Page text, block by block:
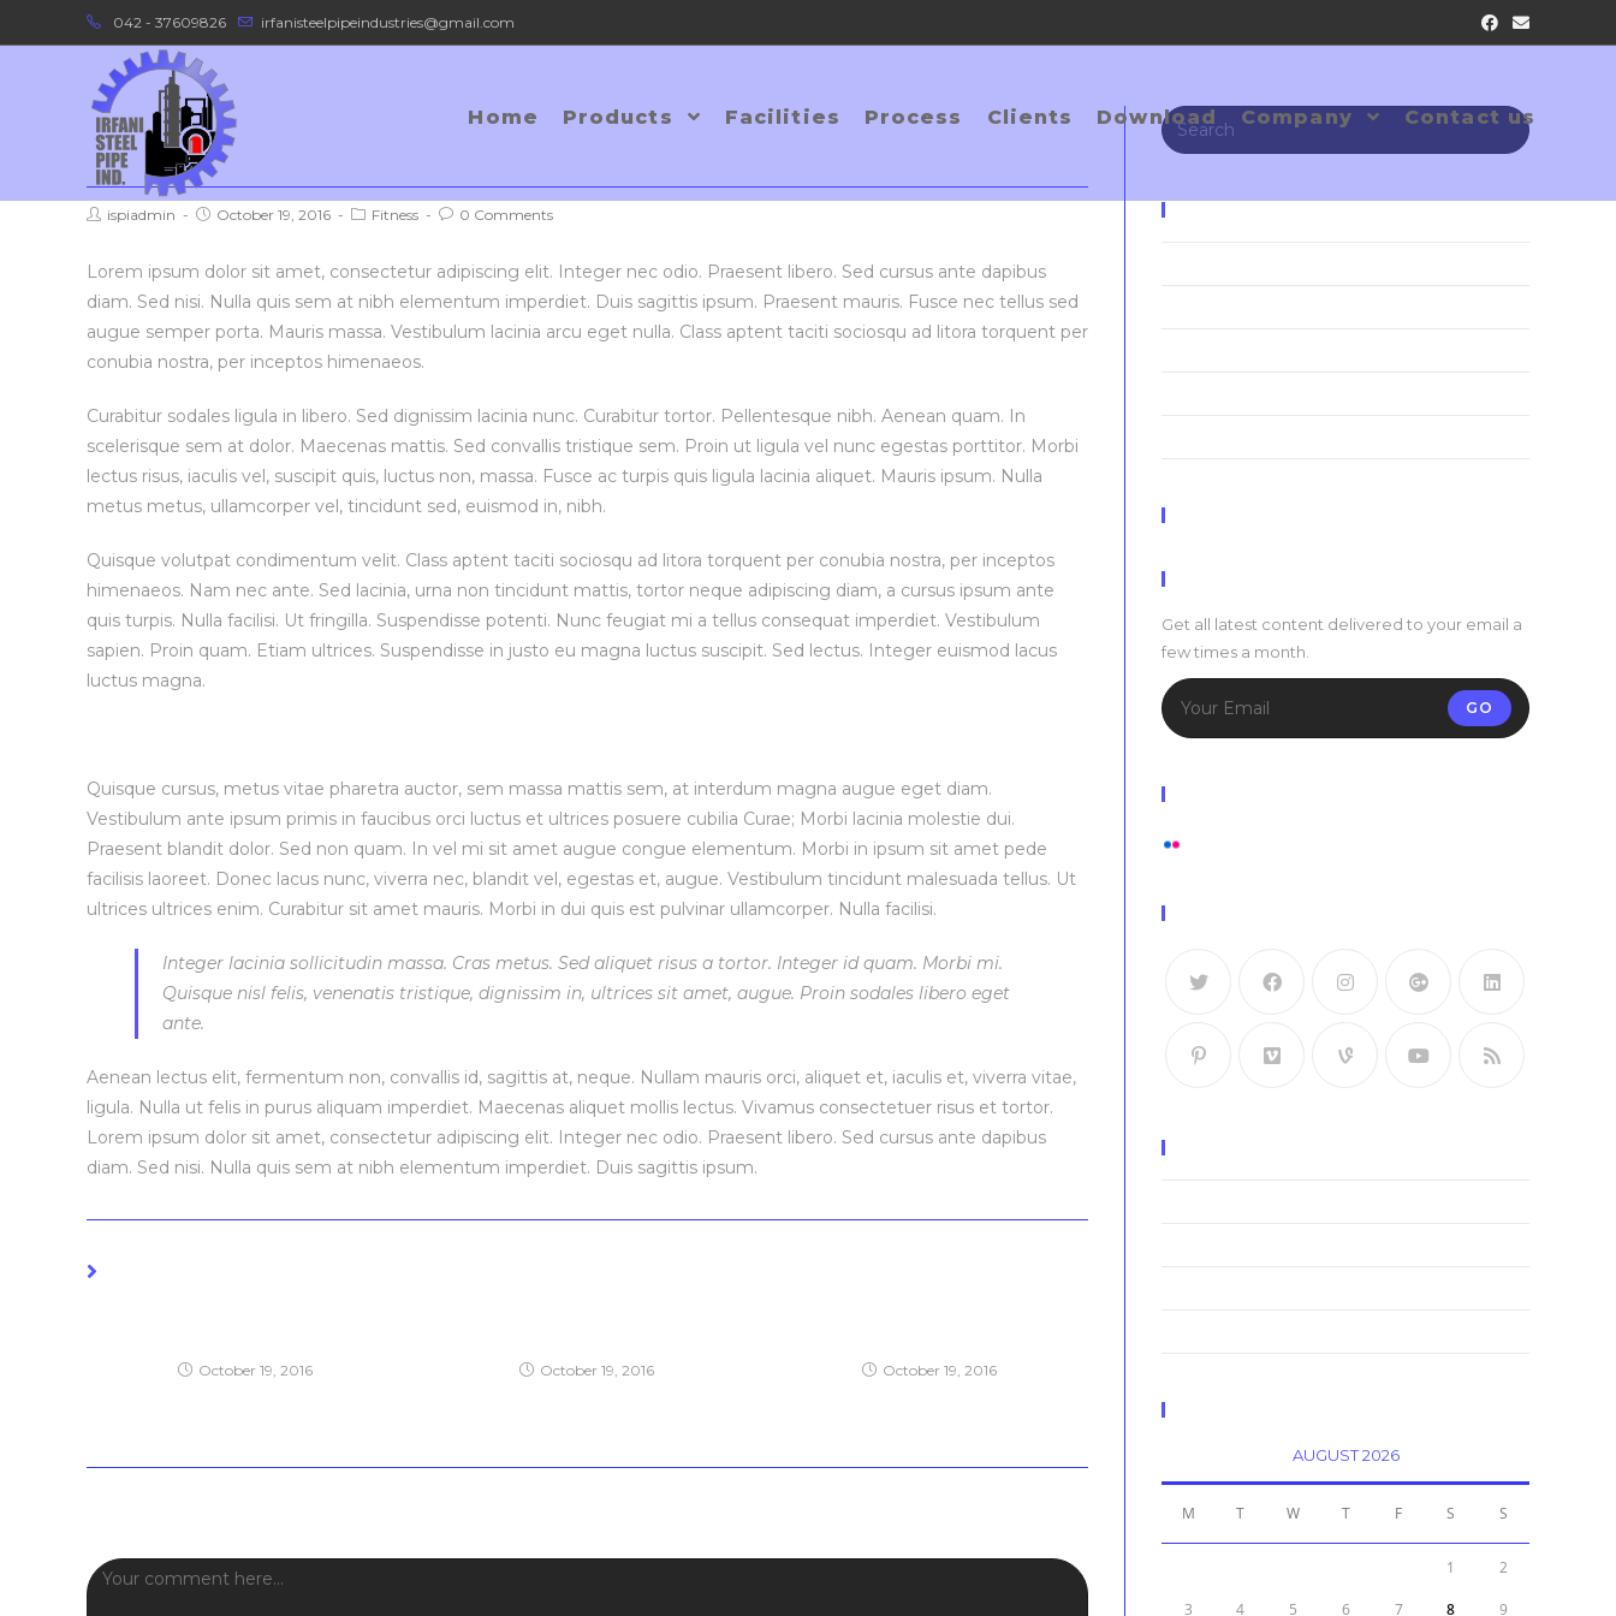
to
042 - 37609826 irfanisteelpipeindustries@gmail.com
Home Products Facilities Process Clients Download Company Contact us
Torquent per conubia nostra
Postispiadmin
PostOctober 19, 2016
PostFitness
Post0 Comments
Lorem ipsum dolor sit amet, consectetur adipiscing elit. Integer nec odio. Praesent libero. Sed cursus ante dapibus
diam. Sed nisi. Nulla quis sem at nibh elementum imperdiet. Duis sagittis ipsum. Praesent mauris. Fusce nec tellus sed
augue semper porta. Mauris massa. Vestibulum lacinia arcu eget nulla. Class aptent taciti sociosqu ad litora torquent per
conubia nostra, per inceptos himenaeos.
Curabitur sodales ligula in libero. Sed dignissim lacinia nunc. Curabitur tortor. Pellentesque nibh. Aenean quam. In
scelerisque sem at dolor. Maecenas mattis. Sed convallis tristique sem. Proin ut ligula vel nunc egestas porttitor. Morbi
lectus risus, iaculis vel, suscipit quis, luctus non, massa. Fusce ac turpis quis ligula lacinia aliquet. Mauris ipsum. Nulla
metus metus, ullamcorper vel, tincidunt sed, euismod in, nibh.
Quisque volutpat condimentum velit. Class aptent taciti sociosqu ad litora torquent per conubia nostra, per inceptos
himenaeos. Nam nec ante. Sed lacinia, urna non tincidunt mattis, tortor neque adipiscing diam, a cursus ipsum ante
quis turpis. Nulla facilisi. Ut fringilla. Suspendisse potenti. Nunc feugiat mi a tellus consequat imperdiet. Vestibulum
sapien. Proin quam. Etiam ultrices. Suspendisse in justo eu magna luctus suscipit. Sed lectus. Integer euismod lacus
luctus magna.
Quisque cursus, metus vitae pharetra auctor, sem massa mattis sem, at interdum magna augue eget diam.
Vestibulum ante ipsum primis in faucibus orci luctus et ultrices posuere cubilia Curae; Morbi lacinia molestie dui.
Praesent blandit dolor. Sed non quam. In vel mi sit amet augue congue elementum. Morbi in ipsum sit amet pede
facilisis laoreet. Donec lacus nunc, viverra nec, blandit vel, egestas et, augue. Vestibulum tincidunt malesuada tellus. Ut
ultrices ultrices enim. Curabitur sit amet mauris. Morbi in dui quis est pulvinar ullamcorper. Nulla facilisi.
Integer lacinia sollicitudin massa. Cras metus. Sed aliquet risus a tortor. Integer id quam. Morbi mi.
Quisque nisl felis, venenatis tristique, dignissim in, ultrices sit amet, augue. Proin sodales libero eget
ante.
Aenean lectus elit, fermentum non, convallis id, sagittis at, neque. Nullam mauris orci, aliquet et, iaculis et, viverra vitae,
ligula. Nulla ut felis in purus aliquam imperdiet. Maecenas aliquet mollis lectus. Vivamus consectetuer risus et tortor.
Lorem ipsum dolor sit amet, consectetur adipiscing elit. Integer nec odio. Praesent libero. Sed cursus ante dapibus
diam. Sed nisi. Nulla quis sem at nibh elementum imperdiet. Duis sagittis ipsum.
October 19, 2016 October 19, 2016 October 19, 2016
Comment
Search
for:
Get all latest content delivered to your email a
few times a month.
GO
AUGUST 2026
M T W T F S S
1 2
3 4 5 6 7 8 9